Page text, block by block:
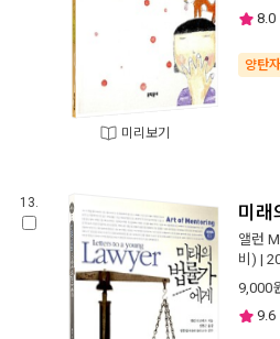
미리보기
8.0
양탄
13. 미래
앨런
비) |
9,000
9.6